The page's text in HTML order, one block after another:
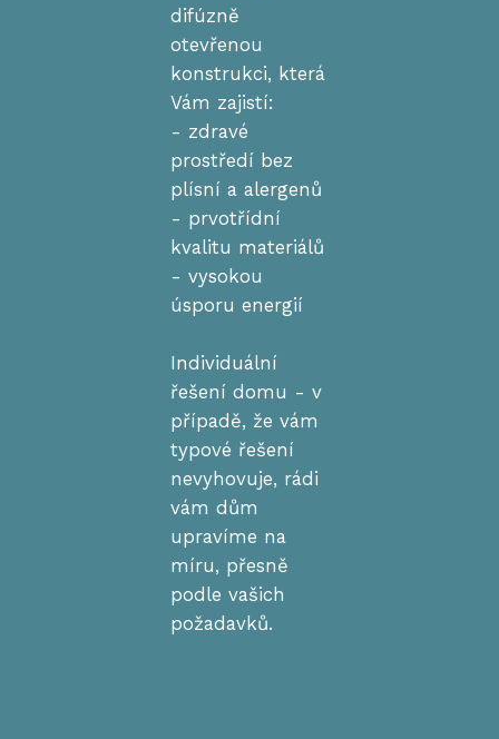
difúzně
otevřenou
konstrukci, která
Vám zajistí:
- zdravé
prostředí bez
plísní a alergenů
- prvotřídní
kvalitu materiálů
- vysokou
úsporu energií
Individuální
řešení domu - v
případě, že vám
typové řešení
nevyhovuje, rádi
vám dům
upravíme na
míru, přesně
podle vašich
požadavků.